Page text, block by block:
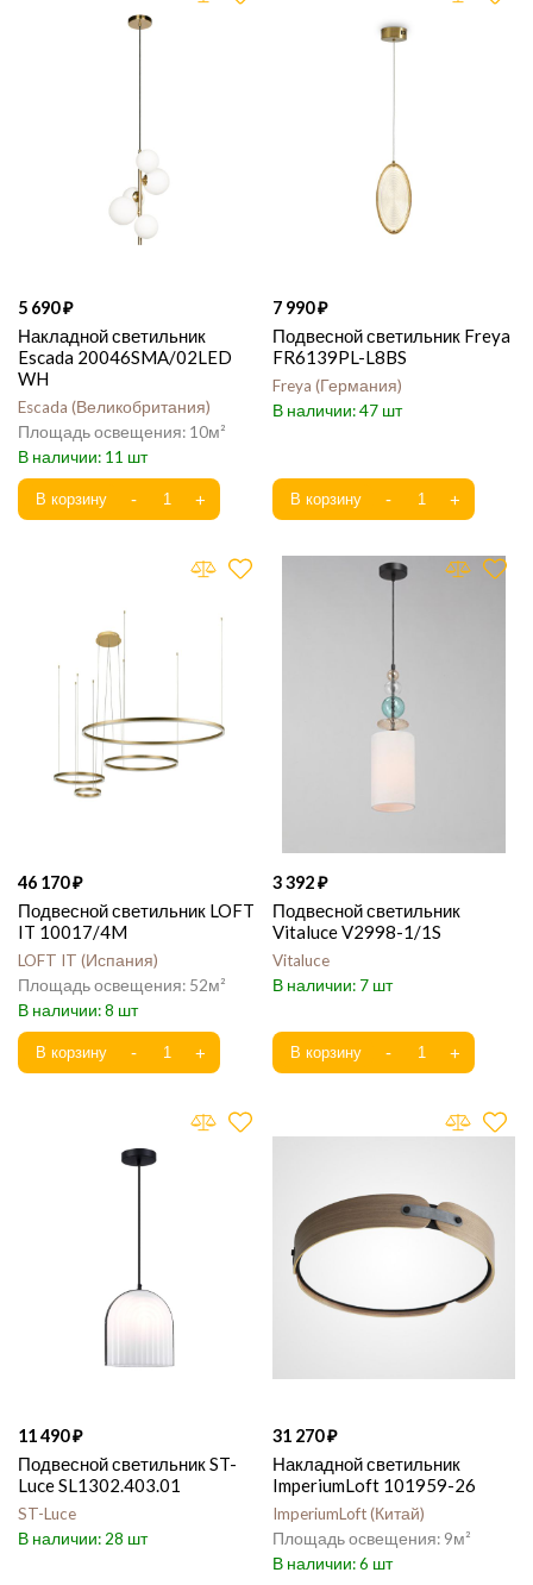
5 690
Накладной светильник
Escada 20046SMA/02LED
WH
Escada Великобритания
10
11
7 990
Подвесной светильник Freya
FR6139PL-L8BS
Freya Германия
47
46 170
Подвесной светильник LOFT
IT 10017/4M
LOFT IT Испания
52
8
3 392
Подвесной светильник
Vitaluce V2998-1/1S
Vitaluce
7
11 490
Подвесной светильник ST-
Luce SL1302.403.01
ST-Luce
28
31 270
Накладной светильник
ImperiumLoft 101959-26
ImperiumLoft Китай
9
6